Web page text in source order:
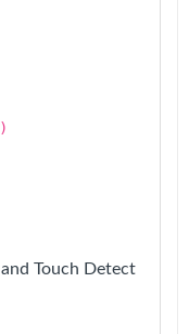
Touch Detect